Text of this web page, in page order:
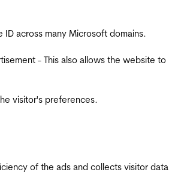
across many Microsoft domains.
- This also allows the website
visitor's preferences.
of the ads and collects visitor